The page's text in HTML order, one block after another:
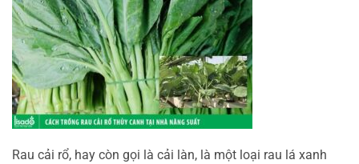
Rau cải rổ, hay còn gọi là cải làn, là một loại rau lá xanh